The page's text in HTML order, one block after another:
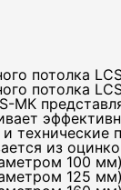
потолка
потолка
МК
технические
из
100 мм)
125 мм)